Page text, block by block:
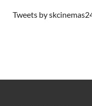
Tweets by